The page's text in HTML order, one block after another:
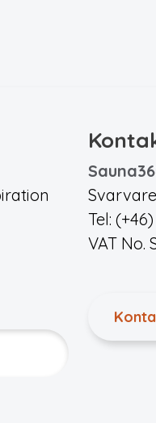
Tel:
VAT No.